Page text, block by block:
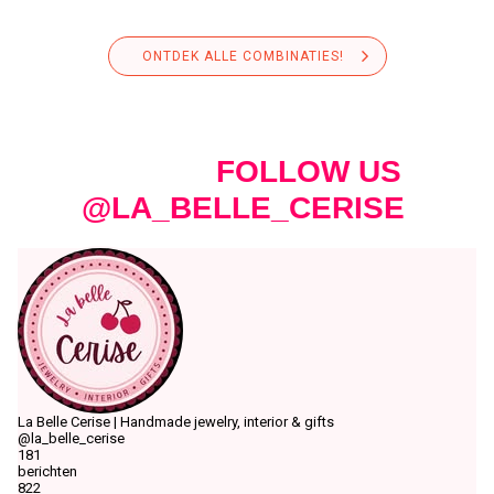
ONTDEK ALLE COMBINATIES!
FOLLOW US
@LA_BELLE_CERISE
La Belle Cerise | Handmade jewelry, interior & gifts
@la_belle_cerise
181
berichten
822